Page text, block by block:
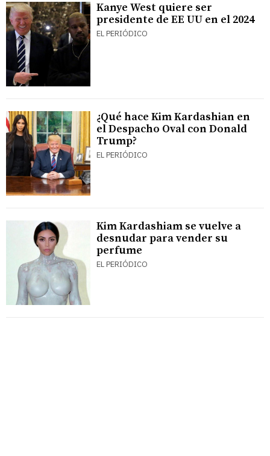
Kanye West quiere ser
presidente de EE UU en el 2024
EL PERIÓDICO
¿Qué hace Kim Kardashian en
el Despacho Oval con Donald
Trump?
EL PERIÓDICO
Kim Kardashiam se vuelve a
desnudar para vender su
perfume
EL PERIÓDICO